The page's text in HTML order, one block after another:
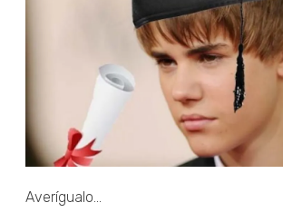
Averígualo...